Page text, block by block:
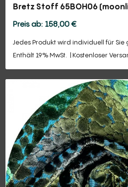
Bretz Stoff 65BOH06
158,00€
Jedes Produkt wird individuell für Sie
Enthält 19% MwSt.
Kostenloser